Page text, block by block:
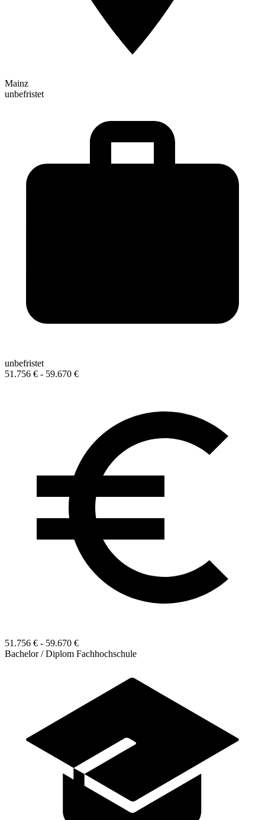
Mainz
unbefristet
unbefristet
51.756 € - 59.670 €
51.756 € - 59.670 €
Bachelor / Diplom Fachhochschule